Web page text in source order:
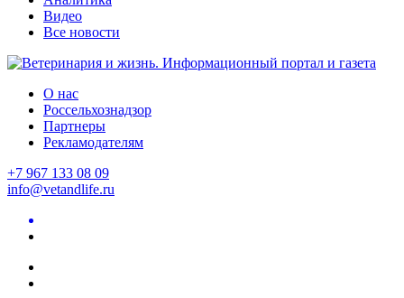
Видео
Все новости
О нас
Россельхознадзор
Партнеры
Рекламодателям
+7 967 133 08 09
info@vetandlife.ru